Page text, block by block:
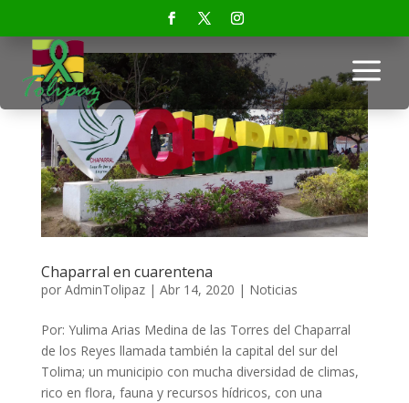
a
Chaparral en cuarentena
por AdminTolipaz| Abr 14, 2020 | Noticias
Por: Yulima Arias Medina de las Torres del Chaparral
de los Reyes llamada también la capital del sur del
Tolima; un municipio con mucha diversidad de climas,
rico en flora, fauna y recursos hídricos, con una